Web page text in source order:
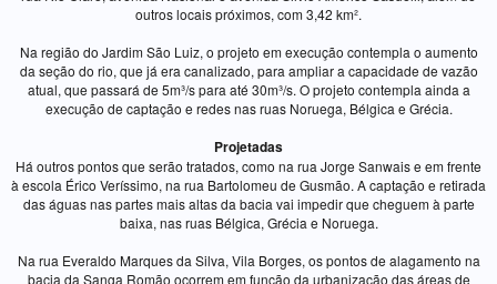
outros locais próximos, com 3,42 km².
Na região do Jardim São Luiz, o projeto em execução contempla o aumento
da seção do rio, que já era canalizado, para ampliar a capacidade de vazão
atual, que passará de 5m³/s para até 30m³/s. O projeto contempla ainda a
execução de captação e redes nas ruas Noruega, Bélgica e Grécia.
Projetadas
Há outros pontos que serão tratados, como na rua Jorge Sanwais e em frente
à escola Érico Veríssimo, na rua Bartolomeu de Gusmão. A captação e retirada
das águas nas partes mais altas da bacia vai impedir que cheguem à parte
baixa, nas ruas Bélgica, Grécia e Noruega.
Na rua Everaldo Marques da Silva, Vila Borges, os pontos de alagamento na
bacia da Sanga Romão ocorrem em função da urbanização das áreas de